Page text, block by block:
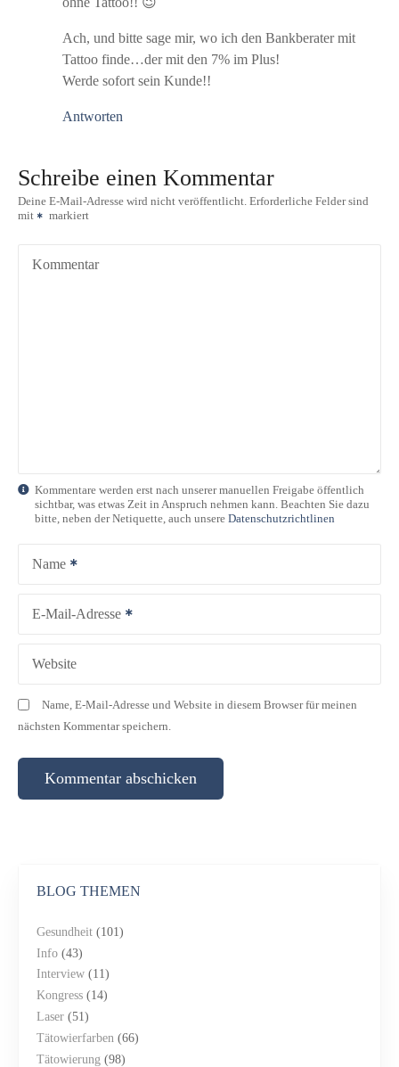
Ach, und bitte sage mir, wo ich den Bankberater mit
Tattoo finde…der mit den 7% im Plus!
Werde sofort sein Kunde!!
Antworten
Schreibe einen Kommentar
Deine E-Mail-Adresse wird nicht veröffentlicht. Erforderliche Felder sind
mit
markiert
Kommentar
Kommentare werden erst nach unserer manuellen Freigabe öffentlich
sichtbar, was etwas Zeit in Anspruch nehmen kann. Beachten Sie dazu
bitte, neben der Netiquette, auch unsereDatenschutzrichtlinen
Name
E-Mail-Adresse
Website
Name, E-Mail-Adresse und Website in diesem Browser für meinen
nächsten Kommentar speichern.
BLOG THEMEN
Gesundheit (101)
Info (43)
Interview (11)
Kongress (14)
Laser (51)
Tätowierfarben (66)
Tätowierung (98)